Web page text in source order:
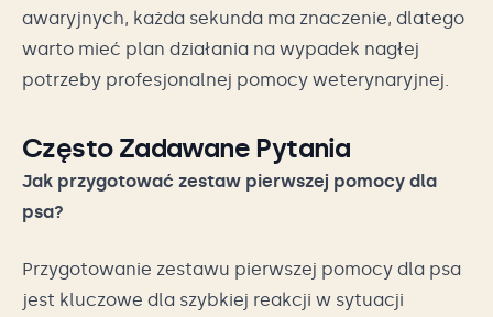
awaryjnych, każda sekunda ma znaczenie, dlatego
warto mieć plan działania na wypadek nagłej
potrzeby profesjonalnej pomocy weterynaryjnej.
Często Zadawane Pytania
Jak przygotować zestaw pierwszej pomocy dla
psa?
Przygotowanie zestawu pierwszej pomocy dla psa
jest kluczowe dla szybkiej reakcji w sytuacji